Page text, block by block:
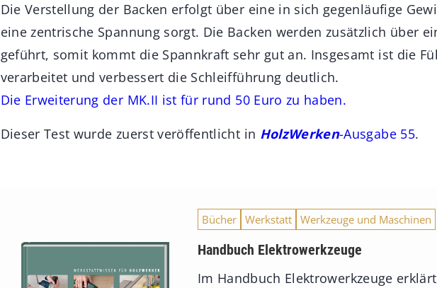
Die Verstellung der Backen erfolgt über eine in sich gegenläufige
eine zentrische Spannung sorgt. Die Backen werden zusätzlich über
geführt, somit kommt die Spannkraft sehr gut an. Insgesamt ist die
verarbeitet und verbessert die Schleifführung deutlich.
Die Erweiterung der MK.II ist für rund 50 Euro zu haben.
Dieser Test wurde zuerst veröffentlicht in HolzWerken-Ausgabe 55.
Bücher Werkstatt Werkzeuge und Maschinen
Handbuch Elektrowerkzeuge
Im Handbuch Elektrowerkzeuge erklärt